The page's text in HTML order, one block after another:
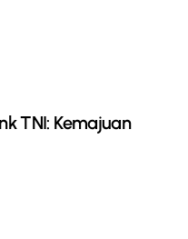
TNI: Kemajuan